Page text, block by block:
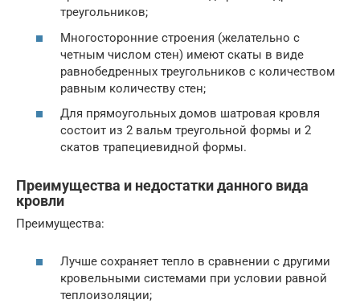
треугольников;
Многосторонние строения (желательно с
четным числом стен) имеют скаты в виде
равнобедренных треугольников с количеством
равным количеству стен;
Для прямоугольных домов шатровая кровля
состоит из 2 вальм треугольной формы и 2
скатов трапециевидной формы.
Преимущества и недостатки данного вида
кровли
Преимущества:
Лучше сохраняет тепло в сравнении с другими
кровельными системами при условии равной
теплоизоляции;